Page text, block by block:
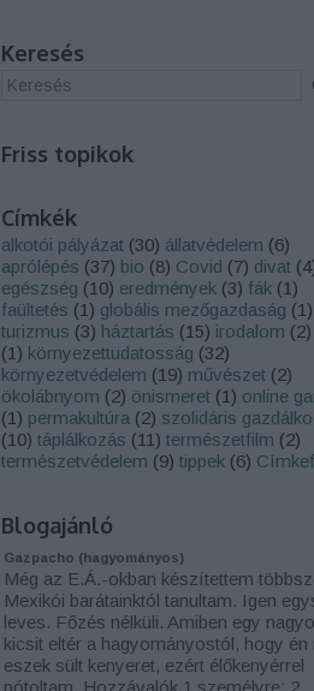
Keresés
Friss topikok
Címkék
alkotói pályázat (30) állatvédelem (6)
aprólépés (37) bio (8) Covid (7) divat (4
egészség (10) eredmények (3) fák (1)
faültetés (1) globális mezőgazdaság (1)
turizmus (3) háztartás (15) irodalom (2)
(1) környezettudatosság (32)
környezetvédelem (19) művészet (2)
ökolábnyom (2) önismeret (1) online
(1) permakultúra (2) szolidáris
(10) táplálkozás (11) természetfilm (2)
természetvédelem (9) tippek (6)
Blogajánló
Gazpacho (hagyományos)
Még az E.Á.-okban készítettem
Mexikói barátainktól tanultam. Igen
leves. Főzés nélküli. Amiben egy
kicsit eltér a hagyományostól, hogy én
eszek sült kenyeret, ezért élőkenyérrel
pótoltam. Hozzávalók 1 személyre: 2